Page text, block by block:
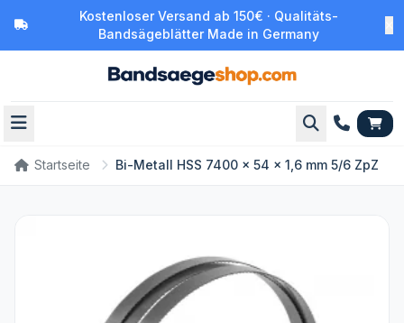
Kostenloser Versand ab 150€ · Qualitäts-
Bandsägeblätter Made in Germany
Startseite Bi-Metall HSS 7400 x 54 x 1,6 mm 5/6 ZpZ